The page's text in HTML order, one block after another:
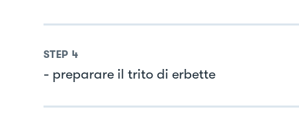
STEP 4
- preparare il trito di erbette